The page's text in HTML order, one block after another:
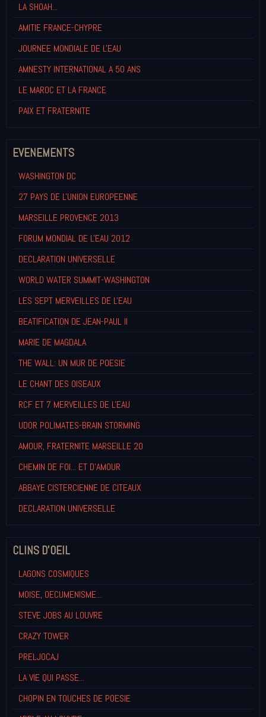
LA SHOAH...
AMITIE FRANCE-CHYPRE
JOURNEE MONDIALE DE L'EAU
AMNESTY INTERNATIONAL A 50 ANS
LE MAROC ET LA FRANCE
PAIX ET FRATERNITE
EVENEMENTS
WASHINGTON DC
27 PAYS DE L'UNION EUROPEENNE
MARSEILLE PROVENCE 2013
FORUM MONDIAL DE L'EAU 2012
DECLARATION UNIVERSELLE
WORLD WATER SUMMIT-WASHINGTON
LES SEPT MERVEILLES DE L'EAU
BEATIFICATION DE JEAN-PAUL II
MARIE DE MAGDALA
THE WALL: UN MUR DE POESIE
LE CHANT DES OISEAUX
RCF ET 7 MERVEILLES DE L'EAU
UDOR POLIMATES-BRAIN STORMING
AMOUR, FRATERNITE MARSEILLE 20
CHEMIN DE FOI... ET D'AMOUR
ABBAYE CISTERCIENNE DE CITEAUX
DECLARATION UNIVERSELLE
CLINS D'OEIL
LAGONS COSMIQUES
MOISE, OECUMENISME...
STEVE JOBS AU LOUVRE
CRAZY TOWER
PRELJOCAJ
LA VIE QUI PASSE...
CHOPIN EN TOUCHES DE POESIE